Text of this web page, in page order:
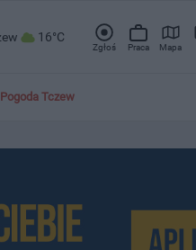
16°C
Zgłoś Praca Mapa
Pogoda Tczew